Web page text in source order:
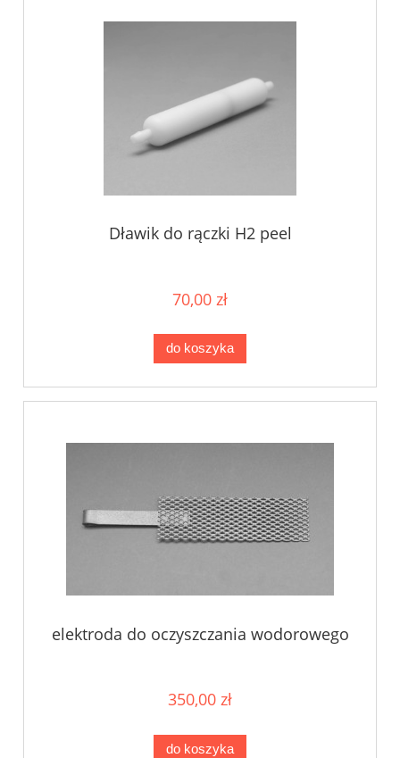
Dławik do rączki H2 peel
70,00 zł
do koszyka
elektroda do oczyszczania wodorowego
350,00 zł
do koszyka